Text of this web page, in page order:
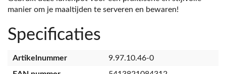
manier om je maaltijden te serveren en bewaren!
Specificaties
Artikelnummer
9.97.10.46-0